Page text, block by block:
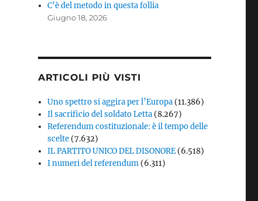
C’è del metodo in questa follia
Giugno 18, 2026
ARTICOLI PIÙ VISTI
Uno spettro si aggira per l’Europa (11.386)
Il sacrificio del soldato Letta (8.267)
Referendum costituzionale: è il tempo delle
scelte (7.632)
IL PARTITO UNICO DEL DISONORE (6.518)
I numeri del referendum (6.311)